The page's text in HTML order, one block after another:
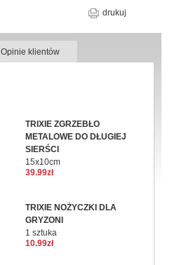
drukuj
Opinie klientów
TRIXIE ZGRZEBŁO
METALOWE DO DŁUGIEJ
SIERŚCI
15x10cm
39.99zł
TRIXIE NOŻYCZKI DLA
GRYZONI
1 sztuka
10.99zł